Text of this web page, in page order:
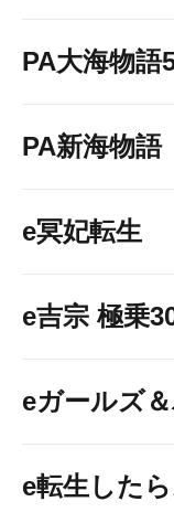
PA大海物語
PA新海物語
e冥妃転生
e吉宗 極乗
eガールズ
e転生した